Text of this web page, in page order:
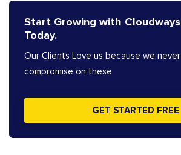
Start Growing with Cloudways
Today.
Our Clients Love us because we never
compromise on these
GET STARTED FREE